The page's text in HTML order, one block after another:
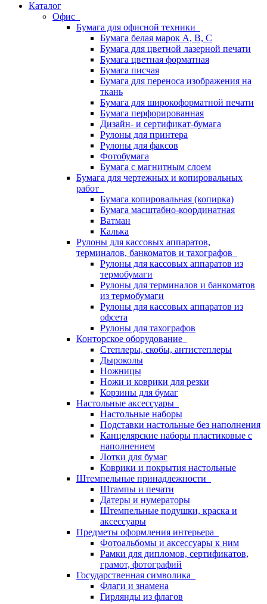
Каталог
Офис
Бумага для офисной техники
Бумага белая марок А, В, С
Бумага для цветной лазерной печати
Бумага цветная форматная
Бумага писчая
Бумага для переноса изображения на
ткань
Бумага для широкоформатной печати
Бумага перфорированная
Дизайн- и сертификат-бумага
Рулоны для принтера
Рулоны для факсов
Фотобумага
Бумага с магнитным слоем
Бумага для чертежных и копировальных
работ
Бумага копировальная (копирка)
Бумага масштабно-координатная
Ватман
Калька
Рулоны для кассовых аппаратов,
терминалов, банкоматов и тахографов
Рулоны для кассовых аппаратов из
термобумаги
Рулоны для терминалов и банкоматов
из термобумаги
Рулоны для кассовых аппаратов из
офсета
Рулоны для тахографов
Конторское оборудование
Степлеры, скобы, антистеплеры
Дыроколы
Ножницы
Ножи и коврики для резки
Корзины для бумаг
Настольные аксессуары
Настольные наборы
Подставки настольные без наполнения
Канцелярские наборы пластиковые с
наполнением
Лотки для бумаг
Коврики и покрытия настольные
Штемпельные принадлежности
Штампы и печати
Датеры и нумераторы
Штемпельные подушки, краска и
аксессуары
Предметы оформления интерьера
Фотоальбомы и аксессуары к ним
Рамки для дипломов, сертификатов,
грамот, фотографий
Государственная символика
Флаги и знамена
Гирлянды из флагов